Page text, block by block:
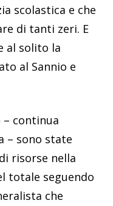
scolastica e che
di tanti zeri. E
al solito la
al Sannio e
– continua
– sono state
risorse nella
totale seguendo
che